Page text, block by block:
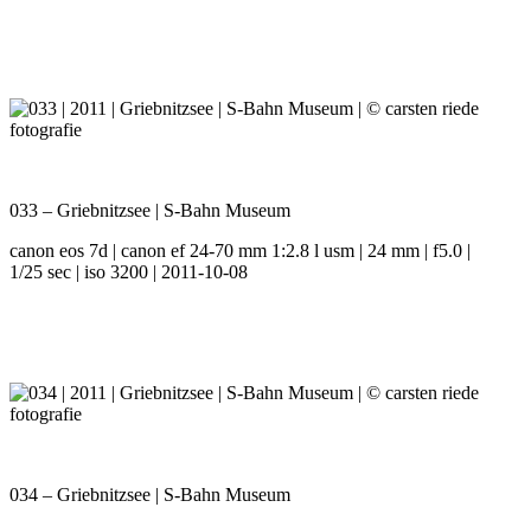
033 – Griebnitzsee | S-Bahn Museum
canon eos 7d | canon ef 24-70 mm 1:2.8 l usm | 24 mm | f5.0 |
1/25 sec | iso 3200 | 2011-10-08
034 – Griebnitzsee | S-Bahn Museum